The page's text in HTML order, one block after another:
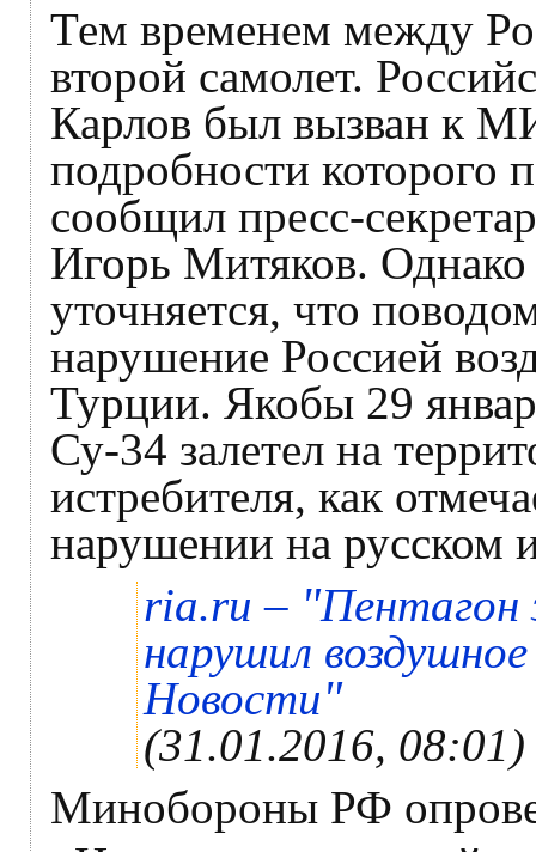
Тем временем между
второй самолет.
Карлов был вызван к
подробности которого
сообщил пресс-
Игорь Митяков.
уточняется, что
нарушение Россией
Турции. Якобы 29
Су-34 залетел на
истребителя, как
нарушении на русском
ria.ru – "Пентагон
нарушил
Новости"
(31.01.2016, 08:01)
Минобороны РФ